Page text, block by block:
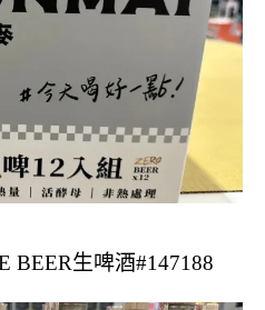
BEER生啤酒#147188